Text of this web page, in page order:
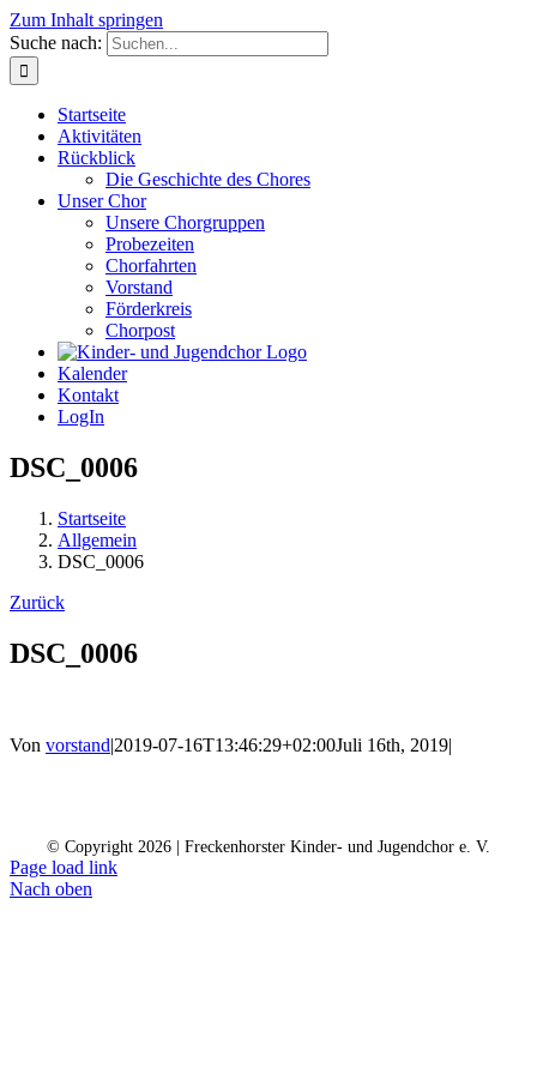
Zum Inhalt springen
Suche nach:
Startseite
Aktivitäten
Rückblick
Die Geschichte des Chores
Unser Chor
Unsere Chorgruppen
Probezeiten
Chorfahrten
Vorstand
Förderkreis
Chorpost
Kalender
Kontakt
LogIn
DSC_0006
Startseite
Allgemein
DSC_0006
Zurück
DSC_0006
Von vorstand|2019-07-16T13:46:29+02:00Juli 16th, 2019|
© Copyright 2026 | Freckenhorster Kinder- und Jugendchor e. V.
Page load link
Nach oben